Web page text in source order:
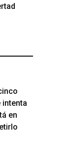
intenta
en